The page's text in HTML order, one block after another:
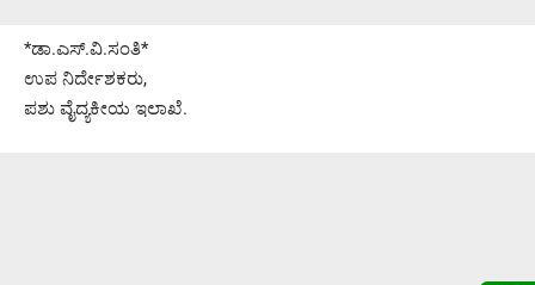
*ಡಾ.ಎಸ್.ವಿ.ಸಂತಿ*
ಉಪ ನಿರ್ದೇಶಕರು,
ಪಶು ವೈದ್ಯಕೀಯ ಇಲಾಖೆ.